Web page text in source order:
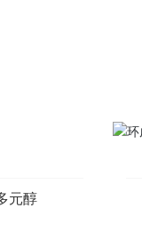
元醇